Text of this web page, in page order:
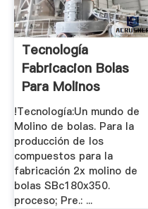
Tecnología
Fabricacion Bolas
Para Molinos
!Tecnología:Un mundo de
Molino de bolas. Para la
producción de los
compuestos para la
fabricación 2x molino de
bolas SBc180x350.
proceso; Pre.: ...